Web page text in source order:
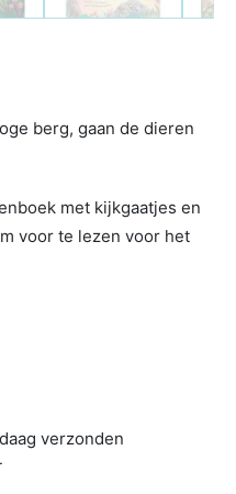
berg, gaan de dieren
met kijkgaatjes en
voor te lezen voor het
verzonden